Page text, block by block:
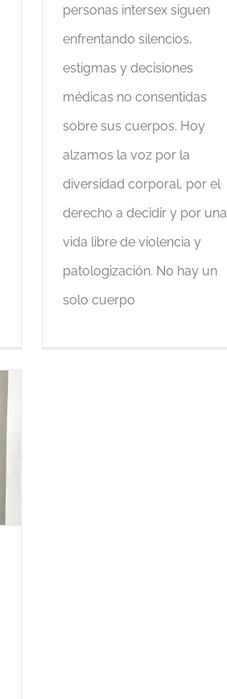
personas intersex siguen
enfrentando silencios,
estigmas y decisiones
médicas no consentidas
sobre sus cuerpos. Hoy
alzamos la voz por la
diversidad corporal, por el
derecho a decidir y por una
vida libre de violencia y
patologización. No hay un
solo cuerpo